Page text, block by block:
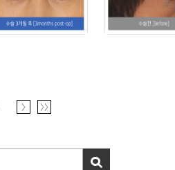
〉 〉〉